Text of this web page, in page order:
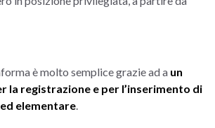
è molto semplice grazie ad a un
la registrazione e per l’inserimento di
elementare.